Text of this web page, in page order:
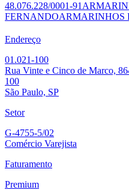
48.076.228/0001-91
FERNANDOARMARINHOS
Endereço
01.021-100
Rua Vinte e Cinco de Marco,
100
São Paulo, SP
Setor
G-4755-5/02
Comércio Varejista
Faturamento
Premium